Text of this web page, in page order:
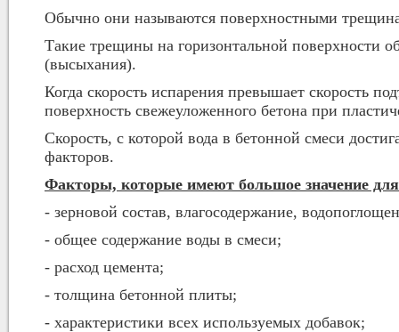
Обычно они называются поверхностными
Такие трещины на горизонтальной поверхности
(высыхания).
Когда скорость испарения превышает скорость
поверхность свежеуложенного бетона при
Скорость, с которой вода в бетонной смеси
факторов.
Факторы, которые имеют большое значение
- зерновой состав, влагосодержание,
- общее содержание воды в смеси;
- расход цемента;
- толщина бетонной плиты;
- характеристики всех используемых добавок;